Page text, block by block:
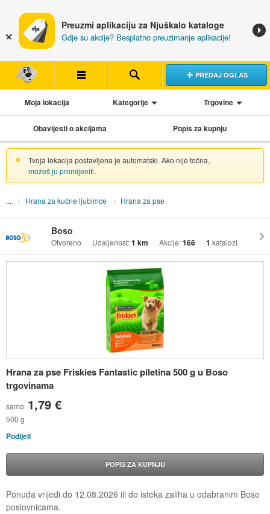
Preuzmi aplikaciju za Njuškalo kataloge
Gdje su akcije? Besplatno preuzimanje aplikacije!
PREDAJ OGLAS
Moja lokacija Kategorije Trgovine
Obavijesti o akcijama Popis za kupnju
Tvoja lokacija postavljena je automatski. Ako nije točna,
možeš ju promijeniti.
Hrana za kućne ljubimce Hrana za pse
Boso
Otvoreno Udaljenost:1 km Akcije:166 1 katalozi
Hrana za pse Friskies Fantastic piletina 500 g u Boso
trgovinama
samo 1,79 €
500 g
Podijeli
POPIS ZA KUPNJU
Ponuda vrijedi do 12.08.2026 ili do isteka zaliha u odabranim Boso
poslovnicama.